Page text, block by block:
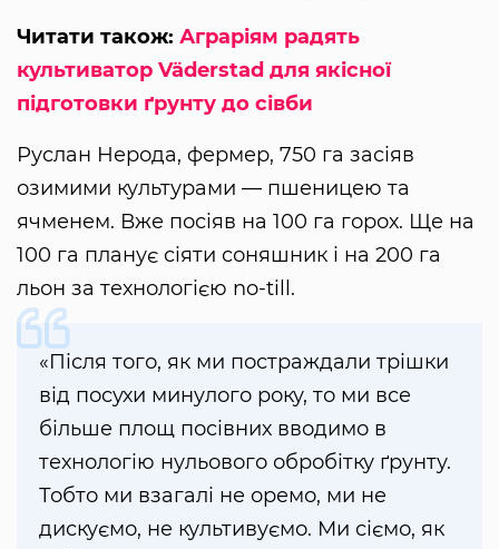
Читати також: Аграріям радять
культиватор Väderstad для якісної
підготовки ґрунту до сівби
Руслан Нерода, фермер, 750 га засіяв
озимими культурами — пшеницею та
ячменем. Вже посіяв на 100 га горох. Ще на
100 га планує сіяти соняшник і на 200 га
льон за технологією no-till.
«Після того, як ми постраждали трішки
від посухи минулого року, то ми все
більше площ посівних вводимо в
технологію нульового обробітку ґрунту.
Тобто ми взагалі не оремо, ми не
дискуємо, не культивуємо. Ми сіємо, як